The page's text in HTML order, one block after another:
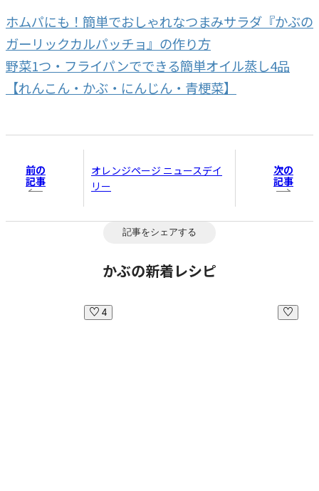
ホムパにも！簡単でおしゃれなつまみサラダ『かぶの
ガーリックカルパッチョ』の作り方
野菜1つ・フライパンでできる簡単オイル蒸し4品
【れんこん・かぶ・にんじん・青梗菜】
前の
記事
オレンジページ ニュースデイ
リー
次の
記事
記事をシェアする
かぶの新着レシピ
4